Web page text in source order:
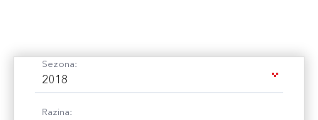
Sezona:
2018
Razina: